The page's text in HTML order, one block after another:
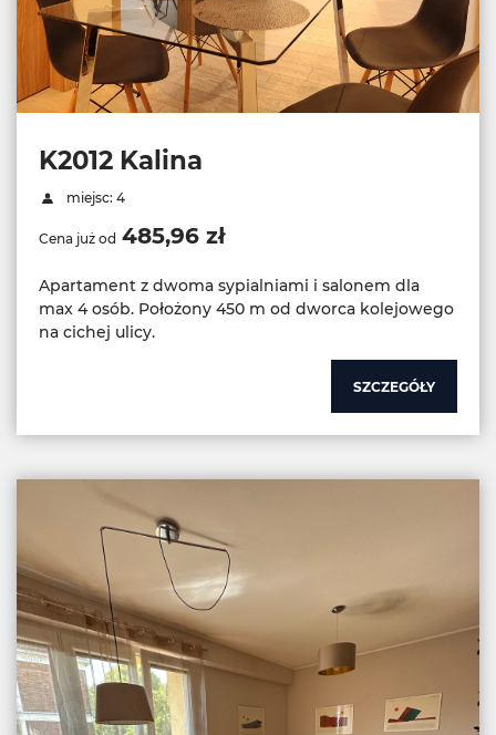
K2012 Kalina
miejsc: 4
Cena już od 485,96 zł
Apartament z dwoma sypialniami i salonem dla
max 4 osób. Położony 450 m od dworca kolejowego
na cichej ulicy.
SZCZEGÓŁY